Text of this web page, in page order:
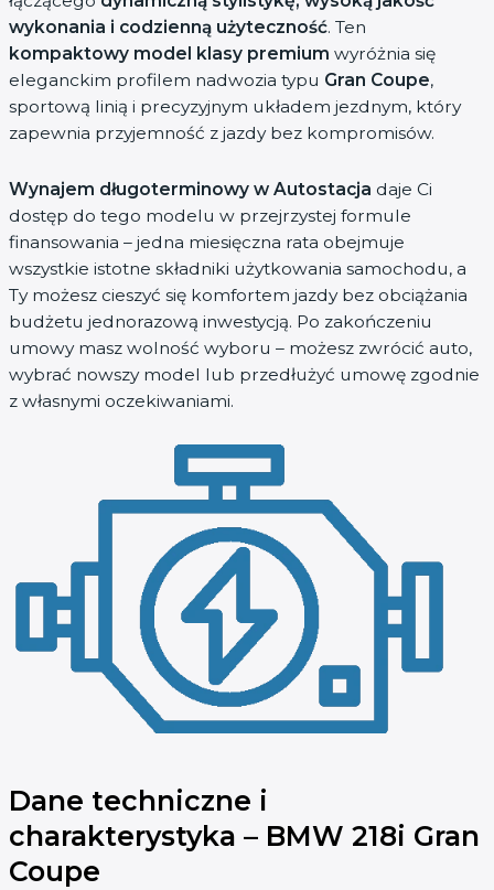
wykonania i codzienną użyteczność. Ten
kompaktowy model klasy premium wyróżnia się
eleganckim profilem nadwozia typu Gran Coupe,
sportową linią i precyzyjnym układem jezdnym, który
zapewnia przyjemność z jazdy bez kompromisów.
Wynajem długoterminowy w Autostacja daje Ci
dostęp do tego modelu w przejrzystej formule
finansowania – jedna miesięczna rata obejmuje
wszystkie istotne składniki użytkowania samochodu, a
Ty możesz cieszyć się komfortem jazdy bez obciążania
budżetu jednorazową inwestycją. Po zakończeniu
umowy masz wolność wyboru – możesz zwrócić auto,
wybrać nowszy model lub przedłużyć umowę zgodnie
z własnymi oczekiwaniami.
Dane techniczne i
charakterystyka – BMW 218i Gran
Coupe